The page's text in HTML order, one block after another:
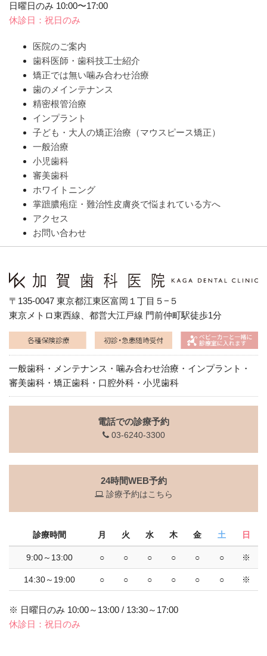
日曜日のみ 10:00〜17:00
休診日：祝日のみ
医院のご案内
歯科医師・歯科技工士紹介
矯正では無い噛み合わせ治療
歯のメインテナンス
精密根管治療
インプラント
子ども・大人の矯正治療（マウスピース矯正）
一般治療
小児歯科
審美歯科
ホワイトニング
掌蹠膿疱症・難治性皮膚炎で悩まれている方へ
アクセス
お問い合わせ
〒135-0047 東京都江東区富岡１丁目５−５
東京メトロ東西線、都営大江戸線 門前仲町駅徒歩1分
一般歯科・メンテナンス・噛み合わせ治療・インプラント・
審美歯科・矯正歯科・口腔外科・小児歯科
電話での診療予約
03-6240-3300
24時間WEB予約
診療予約はこちら
診療時間 月 火 水 木 金 土 日
9:00～13:00 ○ ○ ○ ○ ○ ○ ※
14:30～19:00 ○ ○ ○ ○ ○ ○ ※
※ 日曜日のみ 10:00～13:00 / 13:30～17:00
休診日：祝日のみ